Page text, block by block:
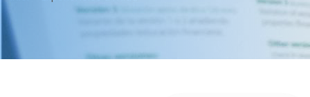
d'ariadna